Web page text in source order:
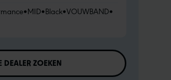
•MID•Black•VOUWBAND•
DEALER ZOEKEN